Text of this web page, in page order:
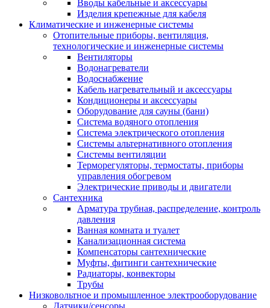
Вводы кабельные и аксессуары
Изделия крепежные для кабеля
Климатические и инженерные системы
Отопительные приборы, вентиляция,
технологические и инженерные системы
Вентиляторы
Водонагреватели
Водоснабжение
Кабель нагревательный и аксессуары
Кондиционеры и аксессуары
Оборудование для сауны (бани)
Система водяного отопления
Система электрического отопления
Системы альтернативного отопления
Системы вентиляции
Терморегуляторы, термостаты, приборы
управления обогревом
Электрические приводы и двигатели
Сантехника
Арматура трубная, распределение, контроль
давления
Ванная комната и туалет
Канализационная система
Компенсаторы сантехнические
Муфты, фитинги сантехнические
Радиаторы, конвекторы
Трубы
Низковольтное и промышленное электрооборудование
Датчики/сенсоры